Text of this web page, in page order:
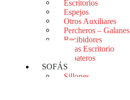
Escritorios
Espejos
Otros Auxiliares
Percheros – Galanes
Recibidores
Sillas Escritorio
Zapateros
SOFÁS
Sillones